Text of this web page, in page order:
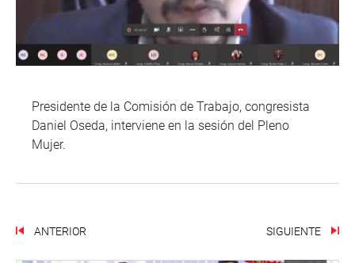
Presidente de la Comisión de Trabajo, congresista
Daniel Oseda, interviene en la sesión del Pleno
Mujer.
ANTERIOR SIGUIENTE